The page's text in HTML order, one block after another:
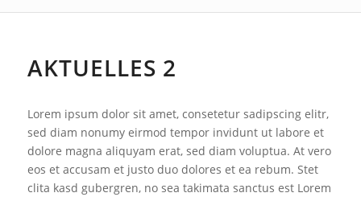
AKTUELLES 2
Lorem ipsum dolor sit amet, consetetur sadipscing elitr,
sed diam nonumy eirmod tempor invidunt ut labore et
dolore magna aliquyam erat, sed diam voluptua. At vero
eos et accusam et justo duo dolores et ea rebum. Stet
clita kasd gubergren, no sea takimata sanctus est Lorem